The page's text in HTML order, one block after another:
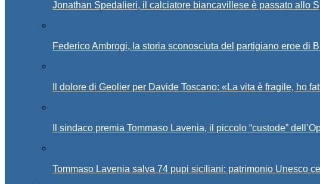
Jonathan Spedalieri, il calciatore biancavillese è passato allo
Federico Ambrogi, la storia sconosciuta del partigiano eroe di
Il dolore di Geolier per Davide Toscano: «La vita è fragile, ho
Il sindaco premia Tommaso Lavenia, il piccolo “custode”
Tommaso Lavenia salva 74 pupi siciliani: patrimonio Unesco